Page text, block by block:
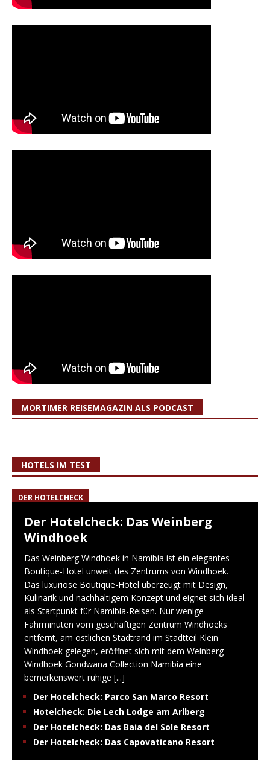
MORTIMER REISEMAGAZIN ALS PODCAST
HOTELS IM TEST
DER HOTELCHECK
Der Hotelcheck: Das Weinberg
Windhoek
Das Weinberg Windhoek in Namibia ist ein elegantes
Boutique-Hotel unweit des Zentrums von Windhoek.
Das luxuriöse Boutique-Hotel überzeugt mit Design,
Kulinarik und nachhaltigem Konzept und eignet sich ideal
als Startpunkt für Namibia-Reisen. Nur wenige
Fahrminuten vom geschäftigen Zentrum Windhoeks
entfernt, am östlichen Stadtrand im Stadtteil Klein
Windhoek gelegen, eröffnet sich mit dem Weinberg
Windhoek Gondwana Collection Namibia eine
bemerkenswert ruhige [...]
Der Hotelcheck: Parco San Marco Resort
Hotelcheck: Die Lech Lodge am Arlberg
Der Hotelcheck: Das Baia del Sole Resort
Der Hotelcheck: Das Capovaticano Resort